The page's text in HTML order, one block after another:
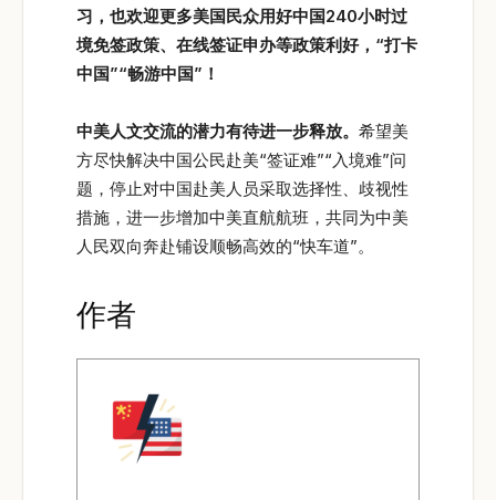
习，也欢迎更多美国民众用好中国240小时过
境免签政策、在线签证申办等政策利好，“打卡
中国”“畅游中国”！
中美人文交流的潜力有待进一步释放。 希望美
方尽快解决中国公民赴美“签证难”“入境难”问
题，停止对中国赴美人员采取选择性、歧视性
措施，进一步增加中美直航航班，共同为中美
人民双向奔赴铺设顺畅高效的“快车道”。
作者